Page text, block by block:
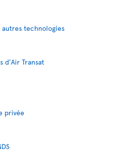
technologies
d'Air Transat
privée